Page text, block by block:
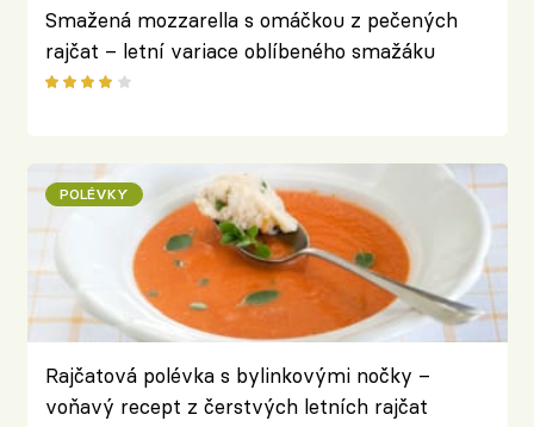
Smažená mozzarella s omáčkou z pečených
rajčat – letní variace oblíbeného smažáku
POLÉVKY
Rajčatová polévka s bylinkovými nočky –
voňavý recept z čerstvých letních rajčat